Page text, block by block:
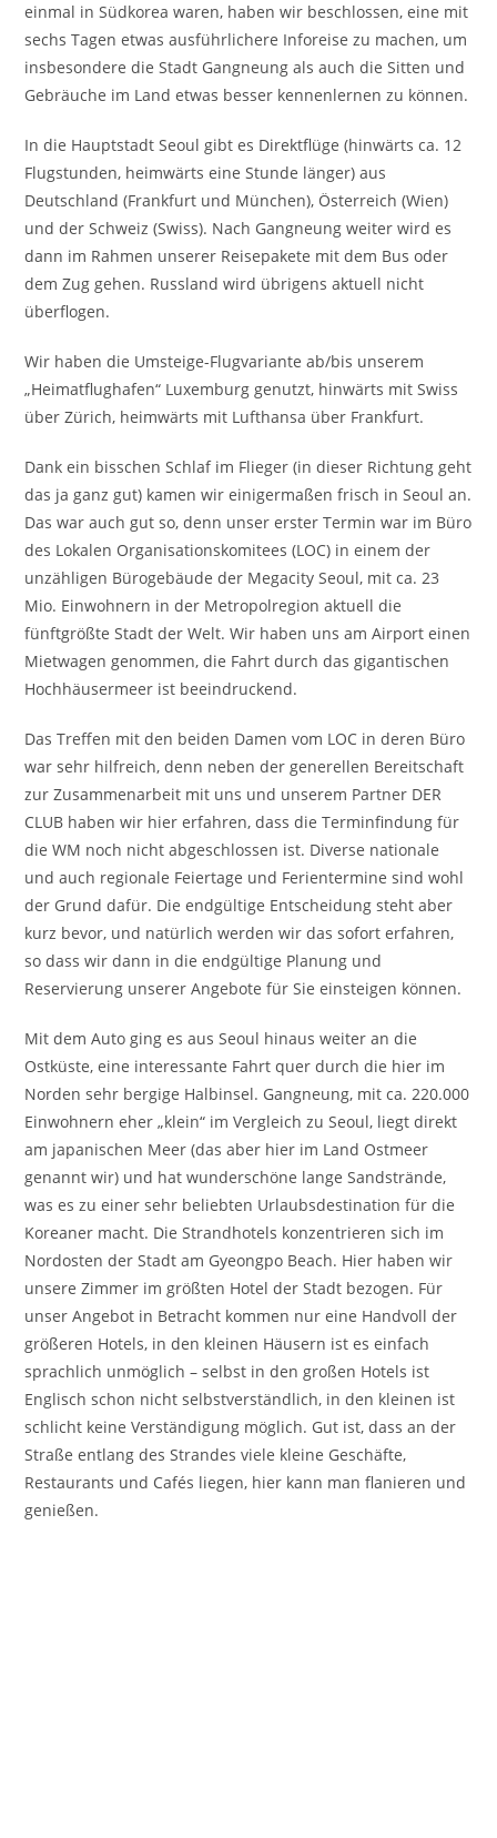
einmal in Südkorea waren, haben wir beschlossen, eine mit
sechs Tagen etwas ausführlichere Inforeise zu machen, um
insbesondere die Stadt Gangneung als auch die Sitten und
Gebräuche im Land etwas besser kennenlernen zu können.
In die Hauptstadt Seoul gibt es Direktflüge (hinwärts ca. 12
Flugstunden, heimwärts eine Stunde länger) aus
Deutschland (Frankfurt und München), Österreich (Wien)
und der Schweiz (Swiss). Nach Gangneung weiter wird es
dann im Rahmen unserer Reisepakete mit dem Bus oder
dem Zug gehen. Russland wird übrigens aktuell nicht
überflogen.
Wir haben die Umsteige-Flugvariante ab/bis unserem
„Heimatflughafen“ Luxemburg genutzt, hinwärts mit Swiss
über Zürich, heimwärts mit Lufthansa über Frankfurt.
Dank ein bisschen Schlaf im Flieger (in dieser Richtung geht
das ja ganz gut) kamen wir einigermaßen frisch in Seoul an.
Das war auch gut so, denn unser erster Termin war im Büro
des Lokalen Organisationskomitees (LOC) in einem der
unzähligen Bürogebäude der Megacity Seoul, mit ca. 23
Mio. Einwohnern in der Metropolregion aktuell die
fünftgrößte Stadt der Welt. Wir haben uns am Airport einen
Mietwagen genommen, die Fahrt durch das gigantischen
Hochhäusermeer ist beeindruckend.
Das Treffen mit den beiden Damen vom LOC in deren Büro
war sehr hilfreich, denn neben der generellen Bereitschaft
zur Zusammenarbeit mit uns und unserem Partner DER
CLUB haben wir hier erfahren, dass die Terminfindung für
die WM noch nicht abgeschlossen ist. Diverse nationale
und auch regionale Feiertage und Ferientermine sind wohl
der Grund dafür. Die endgültige Entscheidung steht aber
kurz bevor, und natürlich werden wir das sofort erfahren,
so dass wir dann in die endgültige Planung und
Reservierung unserer Angebote für Sie einsteigen können.
Mit dem Auto ging es aus Seoul hinaus weiter an die
Ostküste, eine interessante Fahrt quer durch die hier im
Norden sehr bergige Halbinsel. Gangneung, mit ca. 220.000
Einwohnern eher „klein“ im Vergleich zu Seoul, liegt direkt
am japanischen Meer (das aber hier im Land Ostmeer
genannt wir) und hat wunderschöne lange Sandstrände,
was es zu einer sehr beliebten Urlaubsdestination für die
Koreaner macht. Die Strandhotels konzentrieren sich im
Nordosten der Stadt am Gyeongpo Beach. Hier haben wir
unsere Zimmer im größten Hotel der Stadt bezogen. Für
unser Angebot in Betracht kommen nur eine Handvoll der
größeren Hotels, in den kleinen Häusern ist es einfach
sprachlich unmöglich – selbst in den großen Hotels ist
Englisch schon nicht selbstverständlich, in den kleinen ist
schlicht keine Verständigung möglich. Gut ist, dass an der
Straße entlang des Strandes viele kleine Geschäfte,
Restaurants und Cafés liegen, hier kann man flanieren und
genießen.